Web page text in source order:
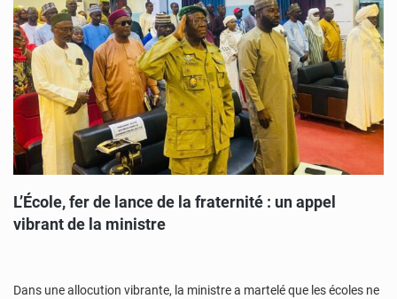
L’École, fer de lance de la fraternité : un appel
vibrant de la ministre
Dans une allocution vibrante, la ministre a martelé que les écoles ne